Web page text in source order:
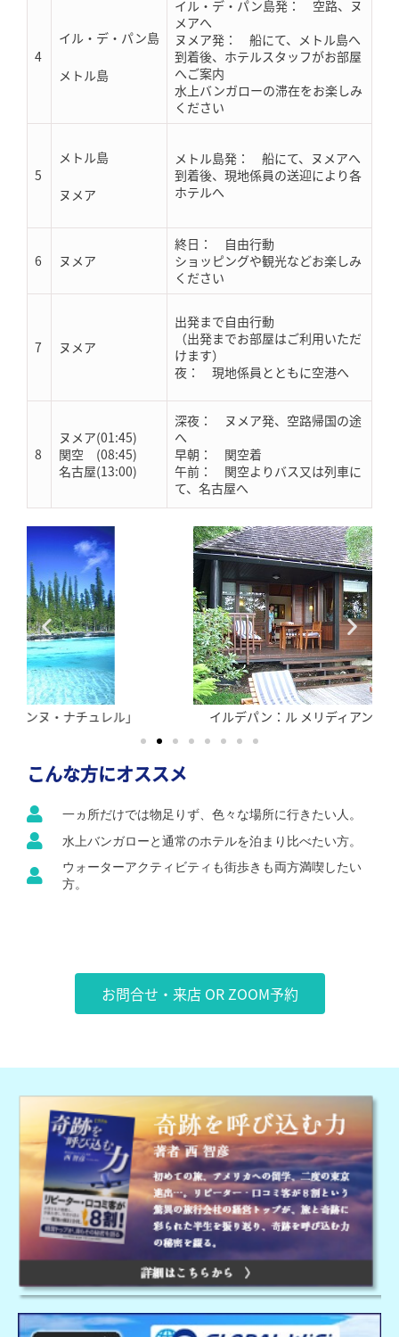
4
イル・デ・パン島
メトル島
イル・デ・パン島発： 空路、ヌ
メアへ
ヌメア発： 船にて、メトル島へ
到着後、ホテルスタッフがお部屋
へご案内
水上バンガローの滞在をお楽しみ
ください
5
メトル島
ヌメア
メトル島発： 船にて、ヌメアへ
到着後、現地係員の送迎により各
ホテルへ
6 ヌメア
終日： 自由行動
ショッピングや観光などお楽しみ
ください
7 ヌメア
出発まで自由行動
（出発までお部屋はご利用いただ
けます）
夜： 現地係員とともに空港へ
8
ヌメア(01:45)
関空 (08:45)
名古屋(13:00)
深夜： ヌメア発、空路帰国の途
へ
早朝： 関空着
午前： 関空よりバス又は列車に
て、名古屋へ
イルデパン：ル メリディアン イル デ パン
こんな方にオススメ
一ヵ所だけでは物足りず、色々な場所に行きたい人。
水上バンガローと通常のホテルを泊まり比べたい方。
ウォーターアクティビティも街歩きも両方満喫したい
方。
お問合せ・来店 OR ZOOM予約